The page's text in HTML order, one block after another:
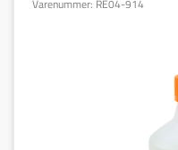
Varenummer: RE04-914